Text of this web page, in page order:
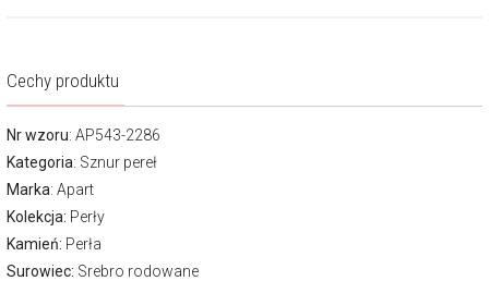
Cechy produktu
Nr wzoru: AP543-2286
Kategoria: Sznur pereł
Marka: Apart
Kolekcja: Perły
Kamień: Perła
Surowiec: Srebro rodowane